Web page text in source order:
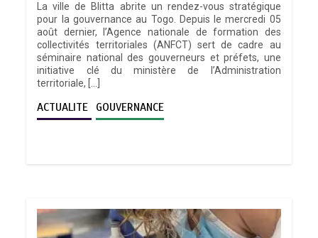
La ville de Blitta abrite un rendez-vous stratégique
pour la gouvernance au Togo. Depuis le mercredi 05
août dernier, l’Agence nationale de formation des
collectivités territoriales (ANFCT) sert de cadre au
séminaire national des gouverneurs et préfets, une
initiative clé du ministère de l’Administration
territoriale, […]
ACTUALITE GOUVERNANCE